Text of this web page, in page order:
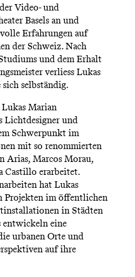
Video- und
Basels an und
Erfahrungen auf
der Schweiz. Nach
und dem Erhalt
verliess Lukas
sich selbständig.
Marian
Lichtdesigner und
Schwerpunkt im
mit so renommierten
Arias, Marcos Morau,
Castillo erarbeitet.
hat Lukas
Projekten im öﬀentlichen
in Städten
entwickeln eine
urbanen Orte und
auf ihre